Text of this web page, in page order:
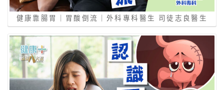
健康靠腸胃｜胃酸倒流｜外科專科醫生 司徒志良醫生